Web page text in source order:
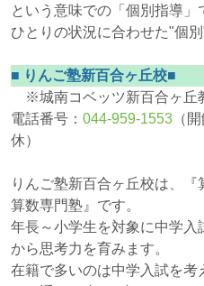
という意味での「個別指導」
ひとりの状況に合わせた"個
■ りんご塾新百合ヶ丘校■
※城南コベッツ新百合ヶ丘
電話番号： 044-959-1553 （
休）
りんご塾新百合ヶ丘校は、
算数専門塾』です。
年長～小学生を対象に中学入
から思考力を育みます。
在籍で多いのは中学入試を考